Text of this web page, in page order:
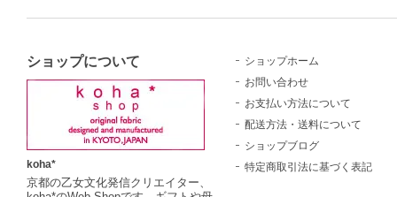
ショップについて
koha*
京都の乙女文化発信クリエイター、
ショップホーム
お問い合わせ
お支払い方法について
配送方法・送料について
ショップブログ
特定商取引法に基づく表記